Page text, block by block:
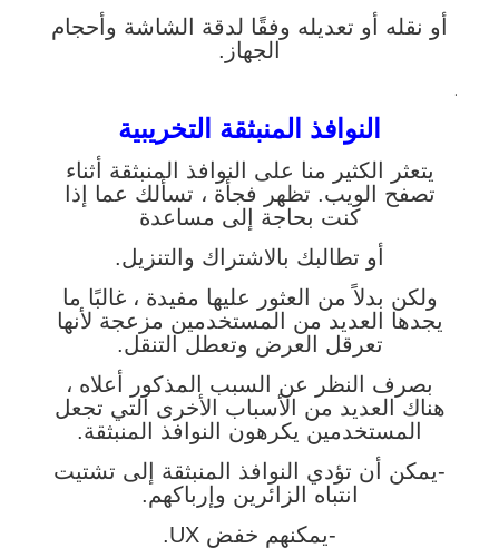
أو نقله أو تعديله وفقًا لدقة الشاشة وأحجام
الجهاز.
.
النوافذ المنبثقة التخريبية
يتعثر الكثير منا على النوافذ المنبثقة أثناء
تصفح الويب. تظهر فجأة ، تسألك عما إذا
كنت بحاجة إلى مساعدة
أو تطالبك بالاشتراك والتنزيل.
ولكن بدلاً من العثور عليها مفيدة ، غالبًا ما
يجدها العديد من المستخدمين مزعجة لأنها
تعرقل العرض وتعطل التنقل.
بصرف النظر عن السبب المذكور أعلاه ،
هناك العديد من الأسباب الأخرى التي تجعل
المستخدمين يكرهون النوافذ المنبثقة.
-يمكن أن تؤدي النوافذ المنبثقة إلى تشتيت
انتباه الزائرين وإرباكهم.
-يمكنهم خفض UX.